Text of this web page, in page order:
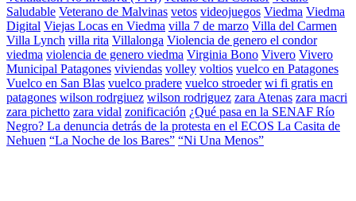
Saludable Veterano de Malvinas vetos videojuegos Viedma Viedma
Digital Viejas Locas en Viedma villa 7 de marzo Villa del Carmen
Villa Lynch villa rita Villalonga Violencia de genero el condor
viedma violencia de genero viedma Virginia Bono Vivero Vivero
Municipal Patagones viviendas volley voltios vuelco en Patagones
Vuelco en San Blas vuelco pradere vuelco stroeder wi fi gratis en
patagones wilson rodrgiuez wilson rodriguez zara Atenas zara macri
zara pichetto zara vidal zonificación ¿Qué pasa en la SENAF Río
Negro? La denuncia detrás de la protesta en el ECOS La Casita de
Nehuen “La Noche de los Bares” “Ni Una Menos”